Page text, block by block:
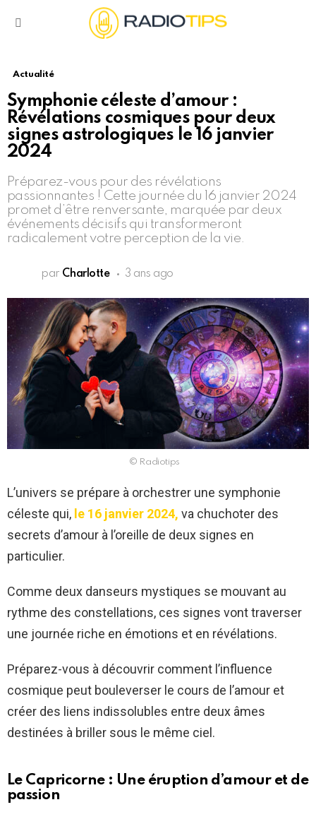
Actualité
Symphonie céleste d’amour :
Révélations cosmiques pour deux
signes astrologiques le 16 janvier
2024
Préparez-vous pour des révélations
passionnantes ! Cette journée du 16 janvier 2024
promet d’être renversante, marquée par deux
événements décisifs qui transformeront
radicalement votre perception de la vie.
par Charlotte 3 ans ago
© Radiotips
L’univers se prépare à orchestrer une symphonie
céleste qui, le 16 janvier 2024, va chuchoter des
secrets d’amour à l’oreille de deux signes en
particulier.
Comme deux danseurs mystiques se mouvant au
rythme des constellations, ces signes vont traverser
une journée riche en émotions et en révélations.
Préparez-vous à découvrir comment l’influence
cosmique peut bouleverser le cours de l’amour et
créer des liens indissolubles entre deux âmes
destinées à briller sous le même ciel.
Le Capricorne : Une éruption d’amour et de
passion